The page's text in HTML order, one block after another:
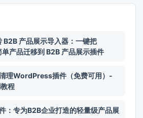
产品展示导入器：一键把
产品迁移到 B2B 产品展示插件
理WordPress插件（免费可用）-
程
：专为B2B企业打造的轻量级产品展